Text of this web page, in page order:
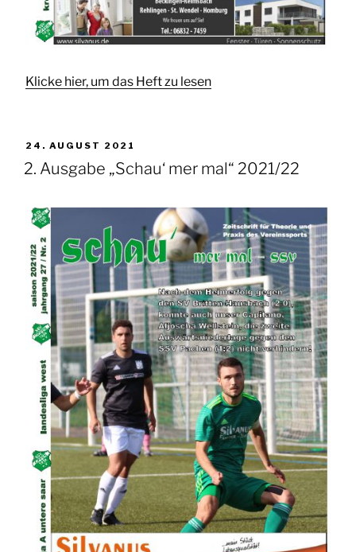
Klicke hier, um das Heft zu lesen
VERÖFFENTLICHT
AM
24. AUGUST 2021
2. Ausgabe „Schau‘ mer mal“ 2021/22